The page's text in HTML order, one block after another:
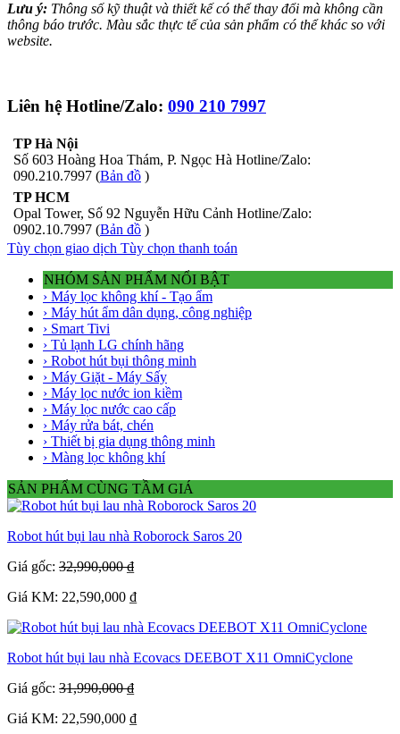
Lưu ý: Thông số kỹ thuật và thiết kế có thể thay đổi mà không cần
thông báo trước. Màu sắc thực tế của sản phẩm có thể khác so với
website.
Liên hệ Hotline/Zalo: 090 210 7997
TP Hà Nội
Số 603 Hoàng Hoa Thám, P. Ngọc Hà Hotline/Zalo:
090.210.7997 (Bản đồ )
TP HCM
Opal Tower, Số 92 Nguyễn Hữu Cảnh Hotline/Zalo:
0902.10.7997 (Bản đồ )
Tùy chọn giao dịch Tùy chọn thanh toán
NHÓM SẢN PHẨM NỔI BẬT
› Máy lọc không khí - Tạo ẩm
› Máy hút ẩm dân dụng, công nghiệp
› Smart Tivi
› Tủ lạnh LG chính hãng
› Robot hút bụi thông minh
› Máy Giặt - Máy Sấy
› Máy lọc nước ion kiềm
› Máy lọc nước cao cấp
› Máy rửa bát, chén
› Thiết bị gia dụng thông minh
› Màng lọc không khí
SẢN PHẨM CÙNG TẦM GIÁ
Robot hút bụi lau nhà Roborock Saros 20
Giá gốc: 32,990,000 ₫
Giá KM: 22,590,000 ₫
Robot hút bụi lau nhà Ecovacs DEEBOT X11 OmniCyclone
Giá gốc: 31,990,000 ₫
Giá KM: 22,590,000 ₫